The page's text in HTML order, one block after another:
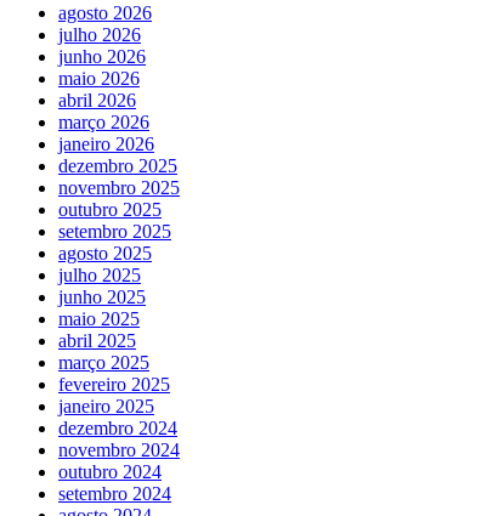
agosto 2026
julho 2026
junho 2026
maio 2026
abril 2026
março 2026
janeiro 2026
dezembro 2025
novembro 2025
outubro 2025
setembro 2025
agosto 2025
julho 2025
junho 2025
maio 2025
abril 2025
março 2025
fevereiro 2025
janeiro 2025
dezembro 2024
novembro 2024
outubro 2024
setembro 2024